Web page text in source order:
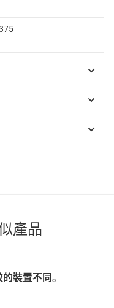
產品
裝置不同。